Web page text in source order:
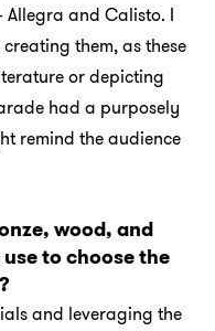
and Calisto. I
them, as these
or depicting
had a purposely
remind the audience
wood, and
to choose the
and leveraging the